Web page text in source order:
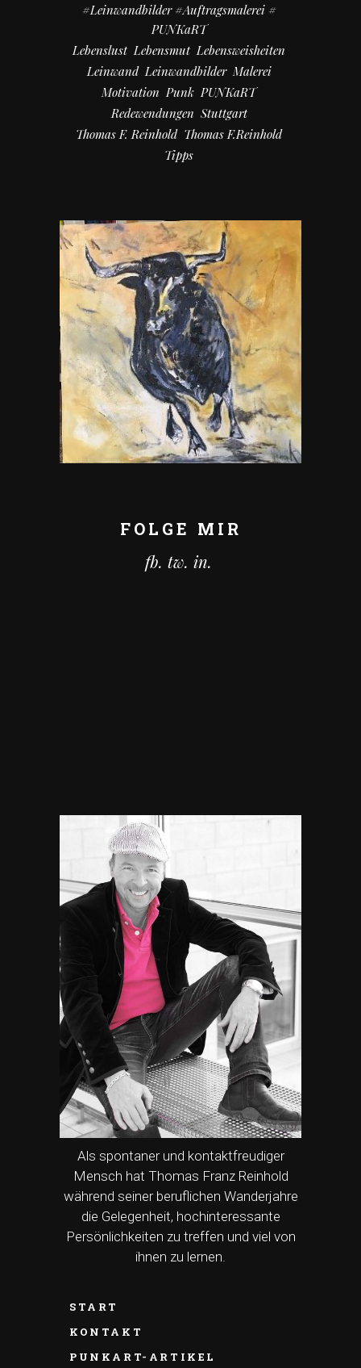
#Leinwandbilder #Auftragsmalerei #
PUNKaRT
Lebenslust Lebensmut Lebensweisheiten
Leinwand Leinwandbilder Malerei
Motivation Punk PUNKaRT
Redewendungen Stuttgart
Thomas F. Reinhold Thomas F.Reinhold
Tipps
FOLGE MIR
fb. tw. in.
Als spontaner und kontaktfreudiger
Mensch hat Thomas Franz Reinhold
während seiner beruflichen Wanderjahre
die Gelegenheit, hochinteressante
Persönlichkeiten zu treffen und viel von
ihnen zu lernen.
START
KONTAKT
PUNKART-ARTIKEL